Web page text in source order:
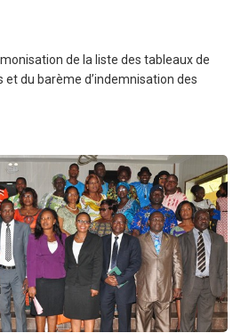
de la liste des tableaux de
du barème d’indemnisation des